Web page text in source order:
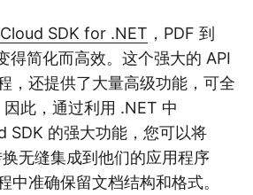
SDK for .NET ，PDF 到
得简化而高效。这个强大的 API
，还提供了大量高级功能，可全
此，通过利用 .NET 中
SDK 的强大功能，您可以将
无缝集成到他们的应用程序
中准确保留文档结构和格式。